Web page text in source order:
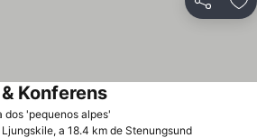
Partilhar
dos 'pequenos alpes'
KonferensVer preços
Ljungskile, a 18.4 km de Stenungsund